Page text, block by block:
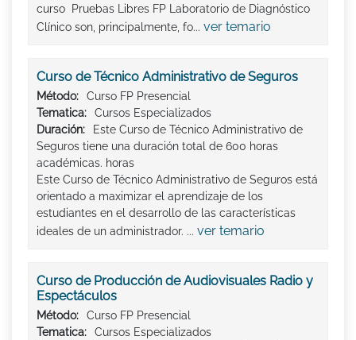
curso Pruebas Libres FP Laboratorio de Diagnóstico
Clínico son, principalmente, fo... ver temario
Curso de Técnico Administrativo de Seguros
Método:
Curso FP Presencial
Tematica:
Cursos Especializados
Duración:
Este Curso de Técnico Administrativo de
Seguros tiene una duración total de 600 horas
académicas. horas
Este Curso de Técnico Administrativo de Seguros está
orientado a maximizar el aprendizaje de los
estudiantes en el desarrollo de las características
ideales de un administrador. ... ver temario
Curso de Producción de Audiovisuales Radio y
Espectáculos
Método:
Curso FP Presencial
Tematica:
Cursos Especializados